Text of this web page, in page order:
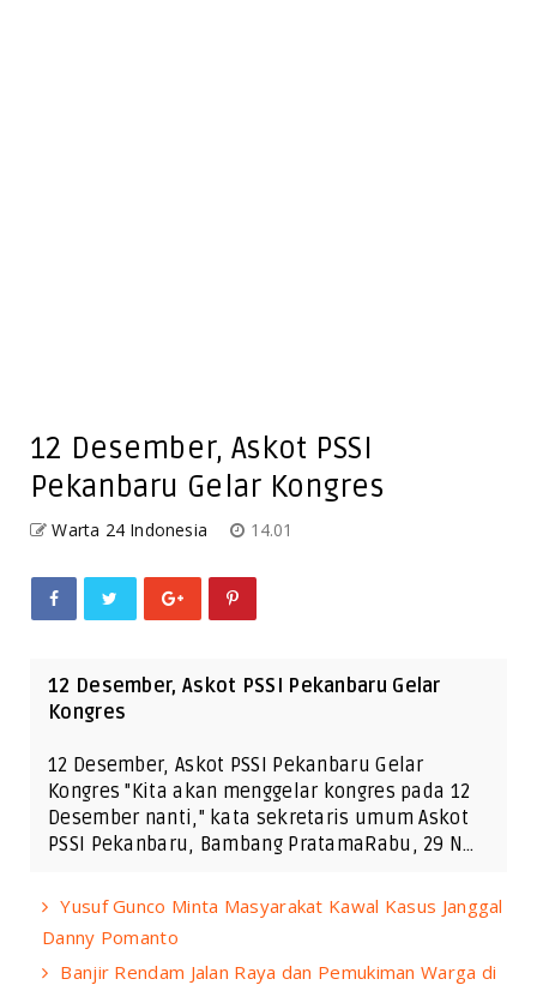
12 Desember, Askot PSSI
Pekanbaru Gelar Kongres
Warta 24 Indonesia 14.01
12 Desember, Askot PSSI Pekanbaru Gelar
Kongres
12 Desember, Askot PSSI Pekanbaru Gelar
Kongres "Kita akan menggelar kongres pada 12
Desember nanti," kata sekretaris umum Askot
PSSI Pekanbaru, Bambang PratamaRabu, 29 N…
Yusuf Gunco Minta Masyarakat Kawal Kasus Janggal
Danny Pomanto
Banjir Rendam Jalan Raya dan Pemukiman Warga di